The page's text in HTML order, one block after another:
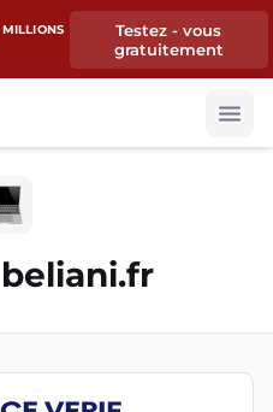
Testez - vous
gratuitement
beliani.fr